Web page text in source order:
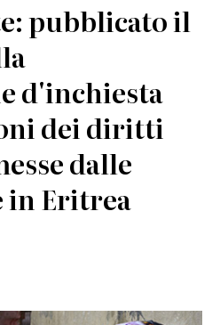
pubblicato il
d'inchiesta
dei diritti
dalle
in Eritrea